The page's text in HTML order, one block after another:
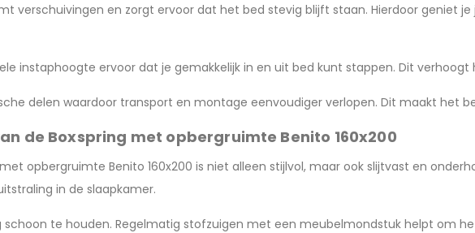
verschuivingen en zorgt ervoor dat het bed stevig blijft staan. Hierdoor geniet
instaphoogte ervoor dat je gemakkelijk in en uit bed kunt stappen. Dit verhoogt
delen waardoor transport en montage eenvoudiger verlopen. Dit maakt het
de Boxspring met opbergruimte Benito 160x200
opbergruimte Benito 160x200 is niet alleen stijlvol, maar ook slijtvast en
in de slaapkamer.
schoon te houden. Regelmatig stofzuigen met een meubelmondstuk helpt om